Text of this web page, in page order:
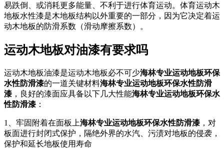
易跌倒、或消耗更多能量、不利于进行体育运动。体育运动木
地板水性漆是木地板结构以外重要的一部分，因为它决定着运
动木地板的防滑系数（滑动摩擦系数）。
运动木地板对油漆有要求吗
运动木地板油漆是运动木地板必不可少海林专业运动地板环保
水性防滑漆的一道关键材料海林专业运动地板环保水性防滑
漆 ，良好的漆面应具备以下几大性能海林专业运动地板环保水
性防滑漆 ：
1、牢固附着在面板上海林专业运动地板环保水性防滑漆 ，对
板面进行封闭式保护，隔绝外界的水汽、污渍对地板的侵袭，
保护和延长地板使用寿命